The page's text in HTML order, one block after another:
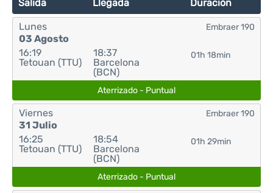
Salida Llegada Duración
Lunes
03 Agosto
16:19
Tetouan (TTU)
18:37
Barcelona
(BCN)
01h 18min
Embraer 190
Aterrizado - Puntual
Viernes
31 Julio
16:25
Tetouan (TTU)
18:54
Barcelona
(BCN)
01h 29min
Embraer 190
Aterrizado - Puntual